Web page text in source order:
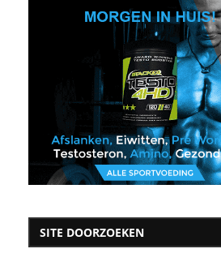
SITE DOORZOEKEN